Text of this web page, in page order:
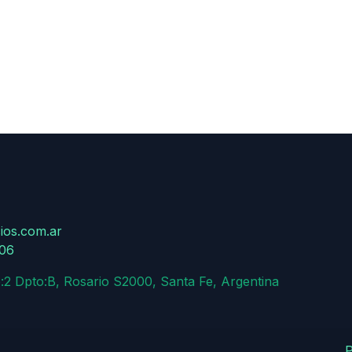
Dpto:B, Rosario S2000, Santa Fe, Argentina